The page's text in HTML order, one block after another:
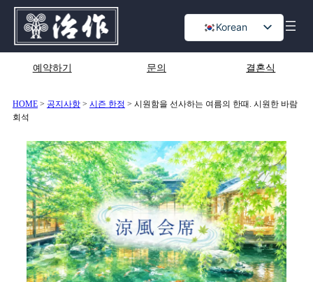
츠
가
기
Korean
예약하기 문의 결혼식
HOME > 공지사항 > 시즌 한정 > 시원함을 선사하는 여름의 한때. 시원한 바람
회석